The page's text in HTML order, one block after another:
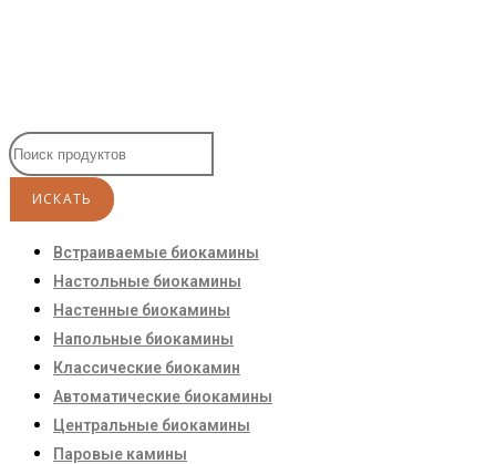
Встраиваемые биокамины
Настoльные биокамины
Настенные биокамины
Напольные биокамины
Классические биокамин
Автоматические биокамины
Центральные биокамины
Паровые камины